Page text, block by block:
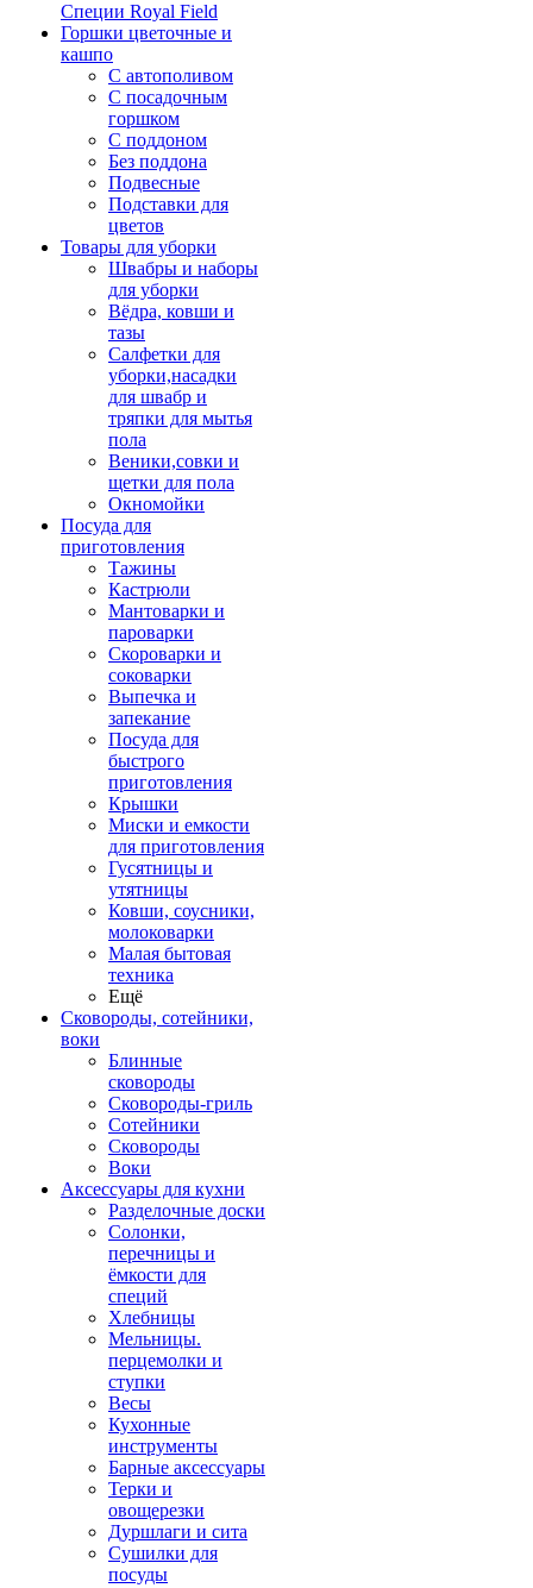
Специи Royal Field
Горшки цветочные и
кашпо
С автополивом
С посадочным
горшком
С поддоном
Без поддона
Подвесные
Подставки для
цветов
Товары для уборки
Швабры и наборы
для уборки
Вёдра, ковши и
тазы
Салфетки для
уборки,насадки
для швабр и
тряпки для мытья
пола
Веники,совки и
щетки для пола
Окномойки
Посуда для
приготовления
Тажины
Кастрюли
Мантоварки и
пароварки
Скороварки и
соковарки
Выпечка и
запекание
Посуда для
быстрого
приготовления
Крышки
Миски и емкости
для приготовления
Гусятницы и
утятницы
Ковши, соусники,
молоковарки
Малая бытовая
техника
Ещё
Сковороды, сотейники,
воки
Блинные
сковороды
Сковороды-гриль
Сотейники
Сковороды
Воки
Аксессуары для кухни
Разделочные доски
Солонки,
перечницы и
ёмкости для
специй
Хлебницы
Мельницы.
перцемолки и
ступки
Весы
Кухонные
инструменты
Барные аксессуары
Терки и
овощерезки
Дуршлаги и сита
Сушилки для
посуды